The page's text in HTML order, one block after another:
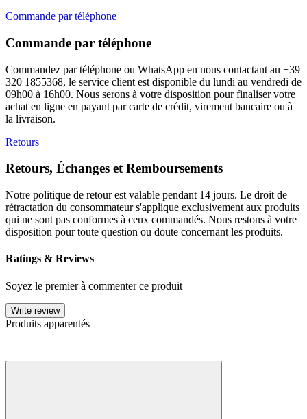
Commande par téléphone
Commande par téléphone
Commandez par téléphone ou WhatsApp en nous contactant au +39
320 1855368, le service client est disponible du lundi au vendredi de
09h00 à 16h00. Nous serons à votre disposition pour finaliser votre
achat en ligne en payant par carte de crédit, virement bancaire ou à
la livraison.
Retours
Retours, Échanges et Remboursements
Notre politique de retour est valable pendant 14 jours. Le droit de
rétractation du consommateur s'applique exclusivement aux produits
qui ne sont pas conformes à ceux commandés. Nous restons à votre
disposition pour toute question ou doute concernant les produits.
Ratings & Reviews
Soyez le premier à commenter ce produit
Write review
Produits apparentés